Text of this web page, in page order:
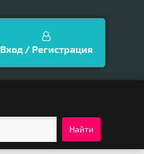
Вход / Регистрация
Найти